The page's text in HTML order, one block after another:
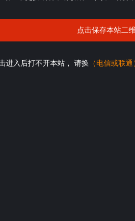
点击保存本站二
进入后打不开本站， 请换 （电信或联